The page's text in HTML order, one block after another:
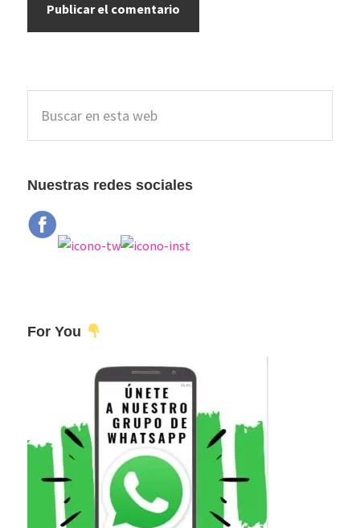
Barra
lateral
esta
Nuestras redes sociales
For You